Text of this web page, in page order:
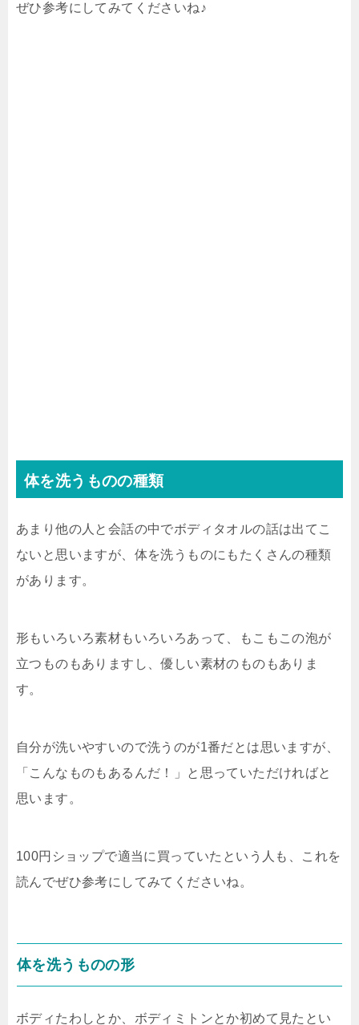
ぜひ参考にしてみてくださいね♪
体を洗うものの種類
あまり他の人と会話の中でボディタオルの話は出てこ
ないと思いますが、体を洗うものにもたくさんの種類
があります。
形もいろいろ素材もいろいろあって、もこもこの泡が
立つものもありますし、優しい素材のものもありま
す。
自分が洗いやすいので洗うのが1番だとは思いますが、
「こんなものもあるんだ！」と思っていただければと
思います。
100円ショップで適当に買っていたという人も、これを
読んでぜひ参考にしてみてくださいね。
体を洗うものの形
ボディたわしとか、ボディミトンとか初めて見たとい